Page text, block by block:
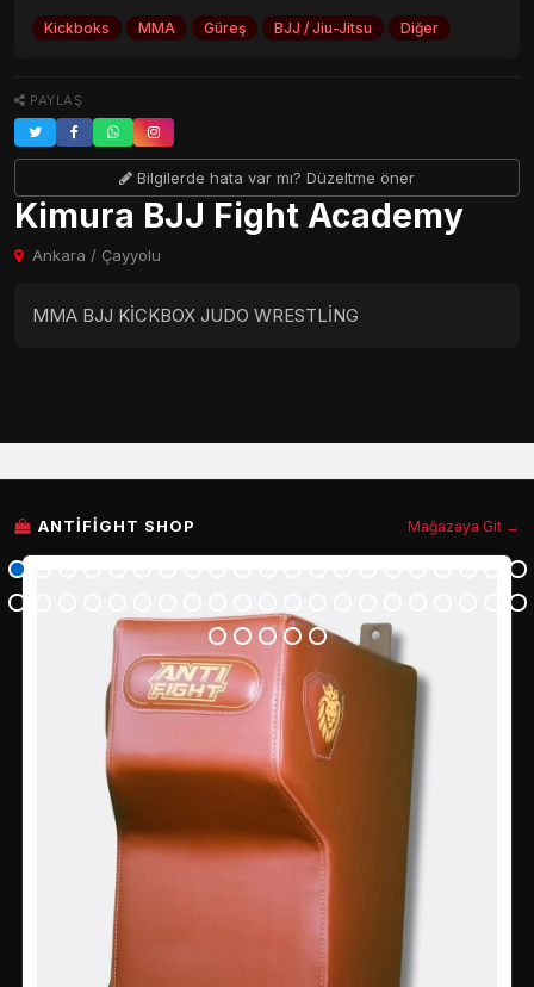
Kickboks MMA Güreş BJJ / Jiu-Jitsu Diğer
PAYLAŞ
Bilgilerde hata var mı? Düzeltme öner
Kimura BJJ Fight Academy
Ankara / Çayyolu
MMA BJJ KİCKBOX JUDO WRESTLİNG
ANTIFIGHT SHOP Mağazaya Git →